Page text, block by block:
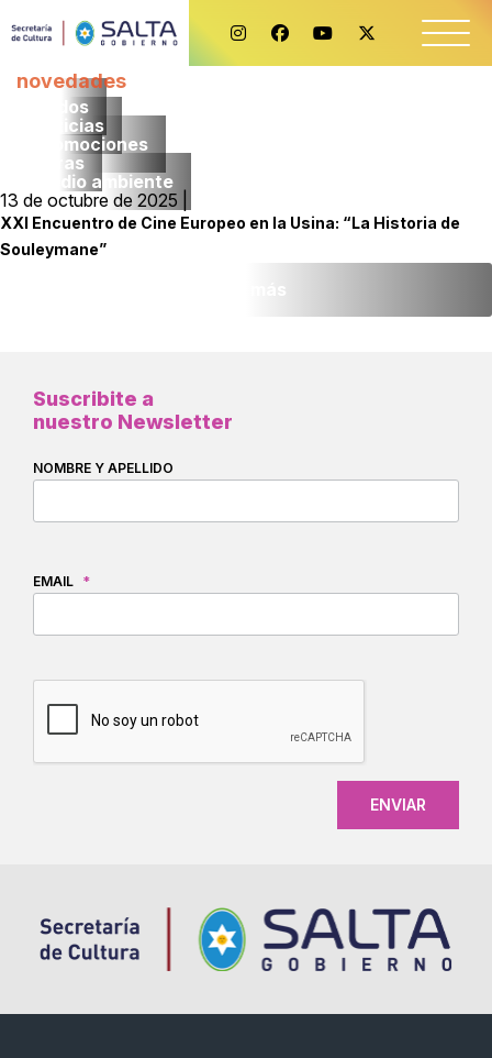
novedades
Todos
noticias
promociones
obras
medio ambiente
13 de octubre de 2025 |
XXI Encuentro de Cine Europeo en la Usina: “La Historia de
Souleymane”
Suscribite a
nuestro Newsletter
NOMBRE Y APELLIDO
EMAIL *